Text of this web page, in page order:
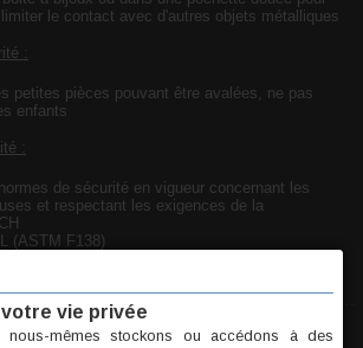
le contact avec d'autres objets métalliques
:
petites pièces pouvant être avalées, ne pas
enfants
:
de sécurité en vigueur concernant les
et respectant les exigences de la
(ASTM F138)
PVD or 750‰
Plaqué Or 18K+Pierre naturelle